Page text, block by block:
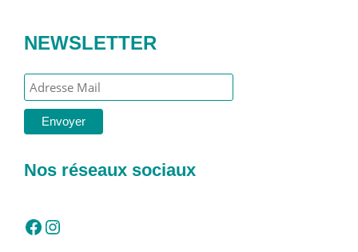
NEWSLETTER
Nos réseaux sociaux
Facebook Instagram